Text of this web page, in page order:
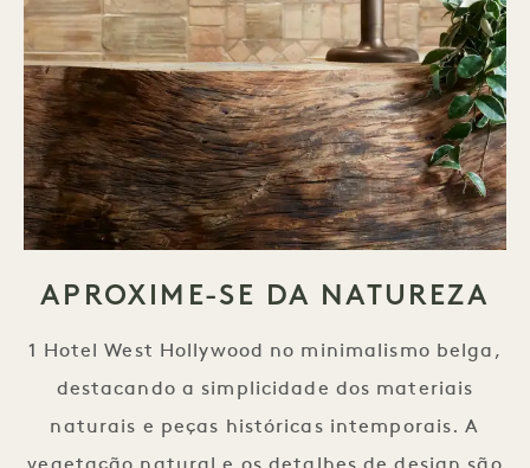
APROXIME-SE DA NATUREZA
1 Hotel West Hollywood no minimalismo belga,
destacando a simplicidade dos materiais
naturais e peças históricas intemporais. A